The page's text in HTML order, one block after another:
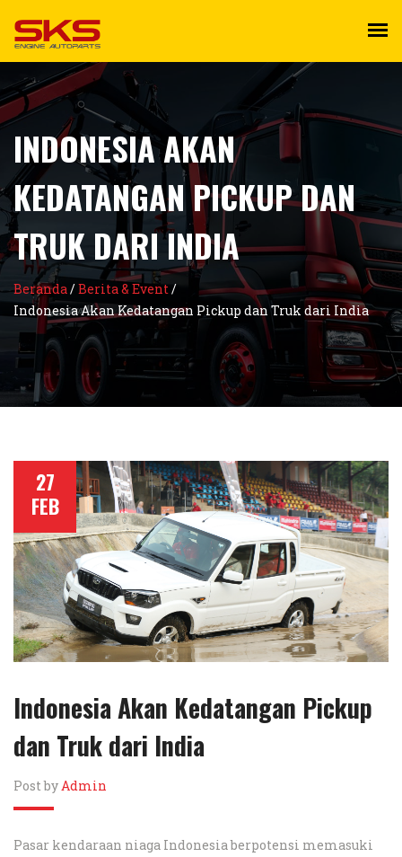
INDONESIA AKAN
KEDATANGAN PICKUP DAN
TRUK DARI INDIA
Beranda/Berita & Event/
Indonesia Akan Kedatangan Pickup dan Truk dari India
Indonesia Akan Kedatangan Pickup
dan Truk dari India
Post byAdmin
Pasar kendaraan niaga Indonesia berpotensi memasuki
27
FEB